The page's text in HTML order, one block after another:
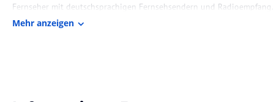
Fernseher mit deutschsprachigen Fernsehsendern und Radioempfang.
Mehr anzeigen